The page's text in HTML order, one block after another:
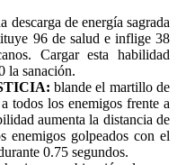
descarga de energía sagrada
96 de salud e inflige 38
Cargar esta habilidad
la sanación.
blande el martillo de
todos los enemigos frente a
aumenta la distancia de
enemigos golpeados con el
0.75 segundos.